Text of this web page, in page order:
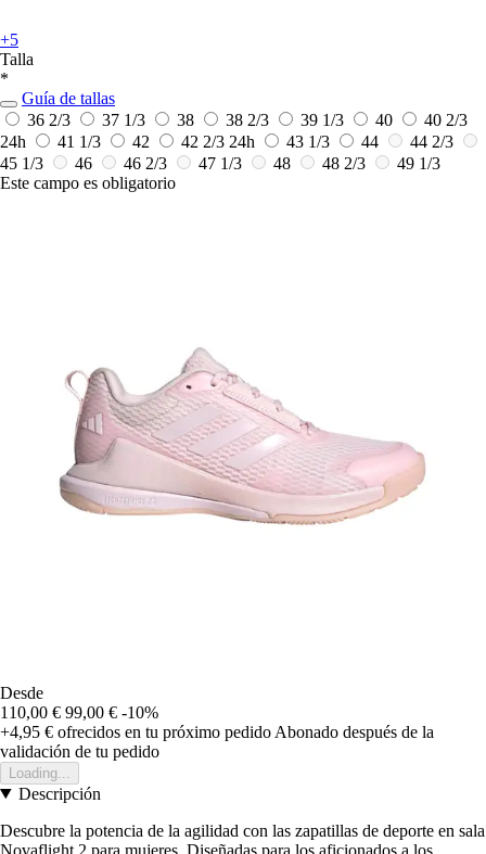
+5
Talla
*
Guía de tallas
36 2/3
37 1/3 38 38 2/3 39 1/3 40
40 2/3
24h
41 1/3 42 42 2/3 24h 43 1/3 44
44 2/3
45 1/3
46 46 2/3 47 1/3 48 48 2/3
49 1/3
Este campo es obligatorio
Desde
110,00 € 99,00 € -10%
+4,95 € ofrecidos en tu próximo pedido Abonado después de la
validación de tu pedido
Loading...
Descripción
Descubre la potencia de la agilidad con las zapatillas de deporte en sala
Novaflight 2 para mujeres. Diseñadas para los aficionados a los